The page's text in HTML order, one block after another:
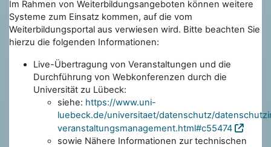
Im Rahmen von Weiterbildungsangeboten können weitere
Systeme zum Einsatz kommen, auf die vom
Weiterbildungsportal aus verwiesen wird. Bitte beachten Sie
hierzu die folgenden Informationen:
Live-Übertragung von Veranstaltungen und die
Durchführung von Webkonferenzen durch die
Universität zu Lübeck:
siehe: https://www.uni-
luebeck.de/universitaet/datenschutz/
veranstaltungsmanagement.html#c55474
sowie Nähere Informationen zur technischen